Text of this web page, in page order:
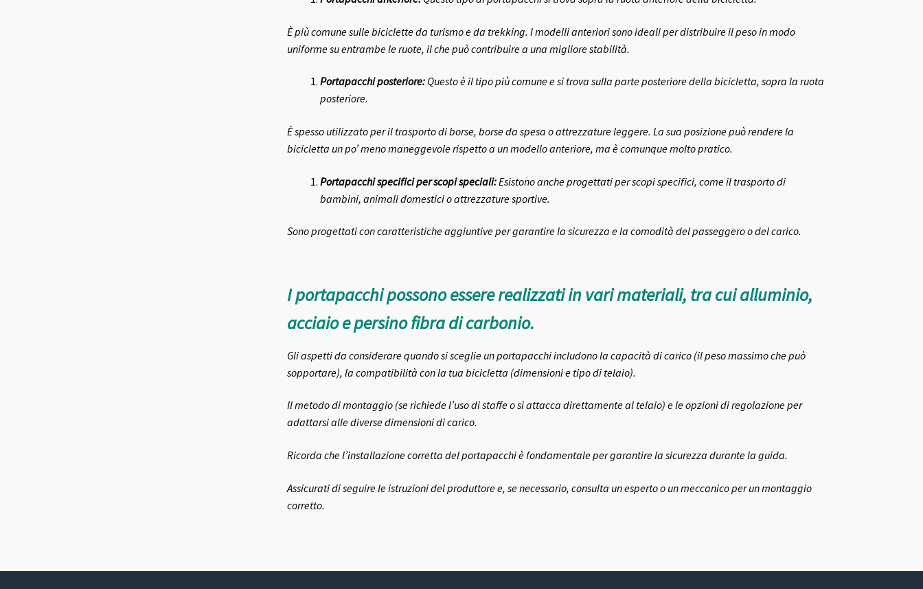
È più comune sulle biciclette da turismo e da trekking. I modelli anteriori sono ideali per distribuire il peso in modo
uniforme su entrambe le ruote, il che può contribuire a una migliore stabilità.
Portapacchi posteriore:Questo è il tipo più comune e si trova sulla parte posteriore della bicicletta, sopra la ruota
posteriore.
È spesso utilizzato per il trasporto di borse, borse da spesa o attrezzature leggere. La sua posizione può rendere la
bicicletta un po’ meno maneggevole rispetto a un modello anteriore, ma è comunque molto pratico.
Portapacchi specifici per scopi speciali:Esistono anche progettati per scopi specifici, come il trasporto di
bambini, animali domestici o attrezzature sportive.
Sono progettati con caratteristiche aggiuntive per garantire la sicurezza e la comodità del passeggero o del carico.
I portapacchi possono essere realizzati in vari materiali, tra cui alluminio,
acciaio e persino fibra di carbonio.
Gli aspetti da considerare quando si sceglie un portapacchi includono la capacità di carico (il peso massimo che può
sopportare), la compatibilità con la tua bicicletta (dimensioni e tipo di telaio).
Il metodo di montaggio (se richiede l’uso di staffe o si attacca direttamente al telaio) e le opzioni di regolazione per
adattarsi alle diverse dimensioni di carico.
Ricorda che l’installazione corretta del portapacchi è fondamentale per garantire la sicurezza durante la guida.
Assicurati di seguire le istruzioni del produttore e, se necessario, consulta un esperto o un meccanico per un montaggio
corretto.